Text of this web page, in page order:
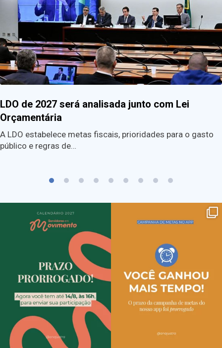
LDO de 2027 será analisada junto com Lei
Orçamentária
A LDO estabelece metas fiscais, prioridades para o gasto
público e regras de…